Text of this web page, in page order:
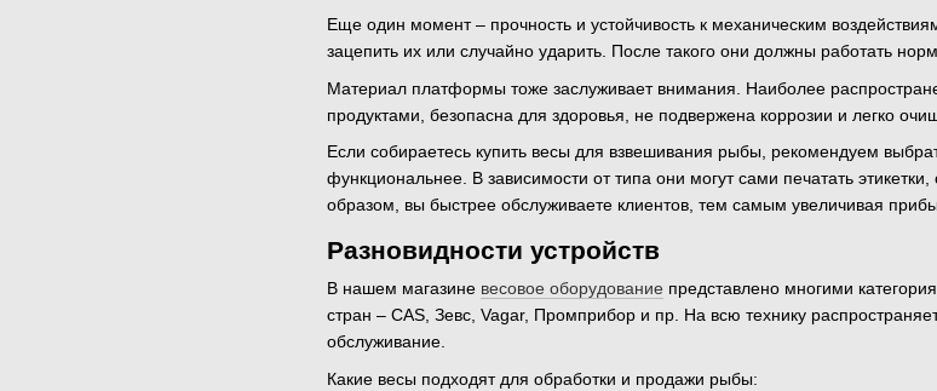
Еще один момент – прочность и устойчивость к механическим
зацепить их или случайно ударить. После такого они должны работать
Материал платформы тоже заслуживает внимания. Наиболее
продуктами, безопасна для здоровья, не подвержена коррозии и легко
Если собираетесь купить весы для взвешивания рыбы, рекомендуем
функциональнее. В зависимости от типа они могут сами печатать
образом, вы быстрее обслуживаете клиентов, тем самым увеличивая
Разновидности устройств
В нашем магазине весовое оборудование представлено многими
стран – CAS, Зевс, Vagar, Промприбор и пр. На всю технику
обслуживание.
Какие весы подходят для обработки и продажи рыбы: